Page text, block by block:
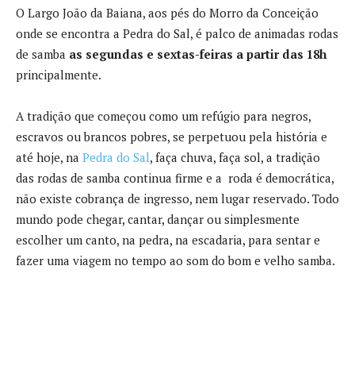
O Largo João da Baiana, aos pés do Morro da Conceição
onde se encontra a Pedra do Sal, é palco de animadas rodas
de samba as segundas e sextas-feiras a partir das 18h
principalmente.
A tradição que começou como um refúgio para negros,
escravos ou brancos pobres, se perpetuou pela história e
até hoje, na Pedra do Sal, faça chuva, faça sol, a tradição
das rodas de samba continua firme e a roda é democrática,
não existe cobrança de ingresso, nem lugar reservado. Todo
mundo pode chegar, cantar, dançar ou simplesmente
escolher um canto, na pedra, na escadaria, para sentar e
fazer uma viagem no tempo ao som do bom e velho samba.